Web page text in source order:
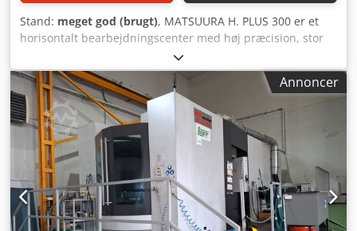
Stand: meget god (brugt), MATSUURA H. PLUS 300 er et
horisontalt bearbejdningscenter med høj præcision, stor
nøjagtighed og pålidelighed. Vandringer X/Y/Z 500 mm;
emner Ø 530 mm, H 700 mm; paller 300×300 mm (10 stk.),
max. emnevægt 250 kg, skifte 7 s. Spindel BT40, 50–15.000
o/min, 95,4 Nm, 15/22 kW; fremføring 1–50.000 mm/min,
hurtiggang 50 m/min; 3×380 V 50 Hz; vægt ca. 7.000 kg; mål
3660×2463×2445 mm. Magasin med 90 pladser,
værktøjsskifte 2 s, chip-to-chip 2,9 s. Kølevæske 1.500 l,
spåntransportør, sæt værktøjsholdere, spindelkøler.
Velegnet til snævre tolerancer i bilindustrien, luftfart,
medicin, urproduktion og formfremstilling. Csdpfx
Aszqblyokqerf
Annoncer